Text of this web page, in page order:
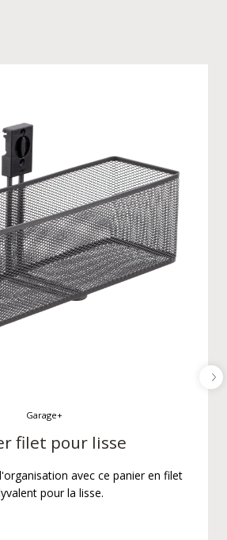
Garage+
filet pour lisse
avec ce panier en filet
pour la lisse.